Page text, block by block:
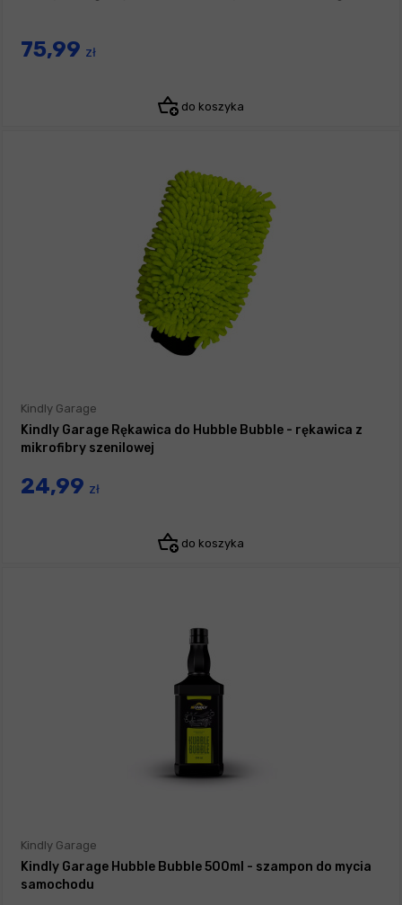
75,99 zł
do koszyka
Kindly Garage
Kindly Garage Rękawica do Hubble Bubble - rękawica z
mikrofibry szenilowej
24,99 zł
do koszyka
Kindly Garage
Kindly Garage Hubble Bubble 500ml - szampon do mycia
samochodu